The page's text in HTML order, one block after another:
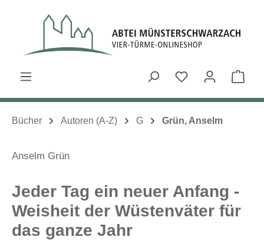
Zum Hauptinhalt springen
Du hast 0
Bücher Autoren (A-Z) G Grün, Anselm
Anselm Grün
Jeder Tag ein neuer Anfang -
Weisheit der Wüstenväter für
das ganze Jahr